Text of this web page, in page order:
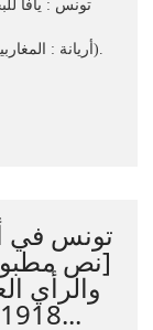
تونس : يافا
(أريانة : ‏‏المغاربية لطباعة وإشهار الكتاب).
تونس في
[نص
1918)/ محمد العادل دب...